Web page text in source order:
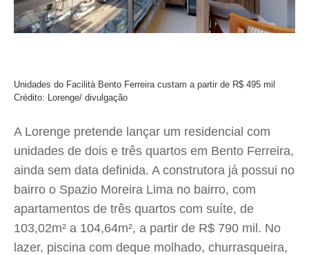
Unidades do Facilità Bento Ferreira custam a partir de R$ 495 mil
Crédito: Lorenge/ divulgação
A Lorenge pretende lançar um residencial com
unidades de dois e três quartos em Bento Ferreira,
ainda sem data definida. A construtora já possui no
bairro o Spazio Moreira Lima no bairro, com
apartamentos de três quartos com suíte, de
103,02m² a 104,64m², a partir de R$ 790 mil. No
lazer, piscina com deque molhado, churrasqueira,